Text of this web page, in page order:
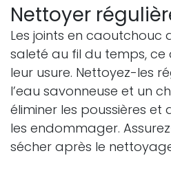
Nettoyer
Les joints en caoutchouc
saleté au fil du temps,
leur usure. Nettoyez-les
l’eau savonneuse et un
éliminer les poussières
les endommager.
sécher après le